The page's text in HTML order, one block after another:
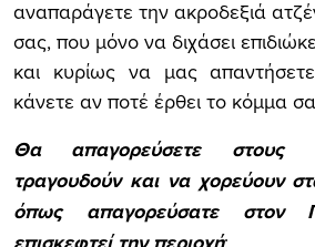
αναπαράγετε την ακροδεξιά
σας, που μόνο να διχάσει
και κυρίως να μας
κάνετε αν ποτέ έρθει το κόμμα
Θα απαγορεύσετε στους
τραγουδούν και να χορεύουν
όπως απαγορεύσατε στον